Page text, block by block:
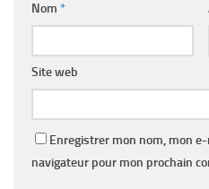
Nom *
Site web
Enregistrer mon nom, mon
navigateur pour mon prochain